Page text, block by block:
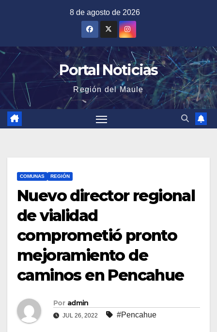
8 de agosto de 2026
Portal Noticias
Región del Maule
COMUNAS REGIÓN
Nuevo director regional
de vialidad
comprometió pronto
mejoramiento de
caminos en Pencahue
Por admin
JUL 26, 2022 #Pencahue